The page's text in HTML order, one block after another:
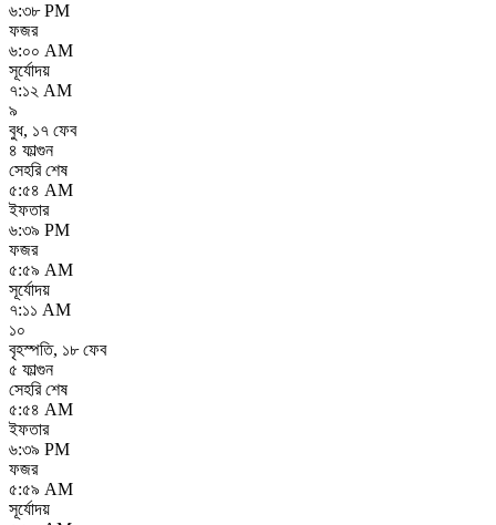
৬:৩৮ PM
ফজর
৬:০০ AM
সূর্যোদয়
৭:১২ AM
৯
বুধ, ১৭ ফেব
৪ ফাল্গুন
সেহরি শেষ
৫:৫৪ AM
ইফতার
৬:৩৯ PM
ফজর
৫:৫৯ AM
সূর্যোদয়
৭:১১ AM
১০
বৃহস্পতি, ১৮ ফেব
৫ ফাল্গুন
সেহরি শেষ
৫:৫৪ AM
ইফতার
৬:৩৯ PM
ফজর
৫:৫৯ AM
সূর্যোদয়